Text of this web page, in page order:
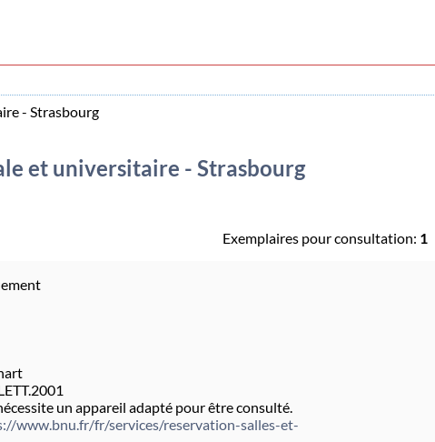
- Strasbourg
et universitaire - Strasbourg
Exemplaires pour consultation: 1
un appareil adapté pour être consulté.
www.bnu.fr/fr/services/reservation-salles-et-